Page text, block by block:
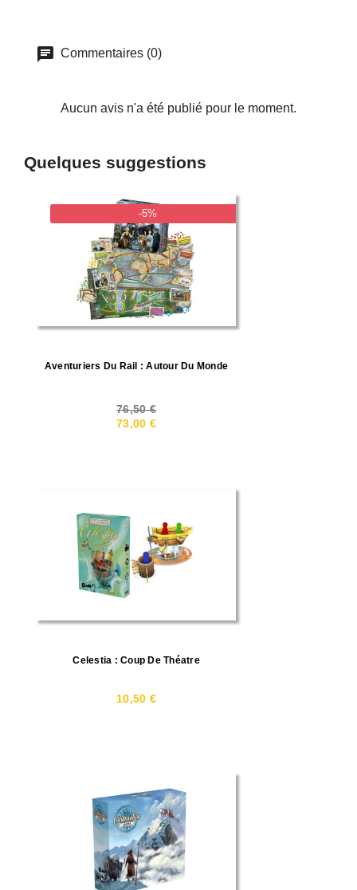
Commentaires (0)
Aucun avis n'a été publié pour le moment.
Quelques suggestions
-5%
Aventuriers Du Rail : Autour Du Monde
76,50 €
73,00 €
Celestia : Coup De Théatre
10,50 €